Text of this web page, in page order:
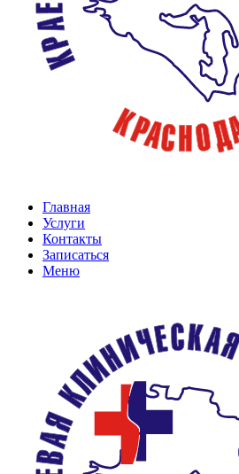
Главная
Услуги
Контакты
Записаться
Меню